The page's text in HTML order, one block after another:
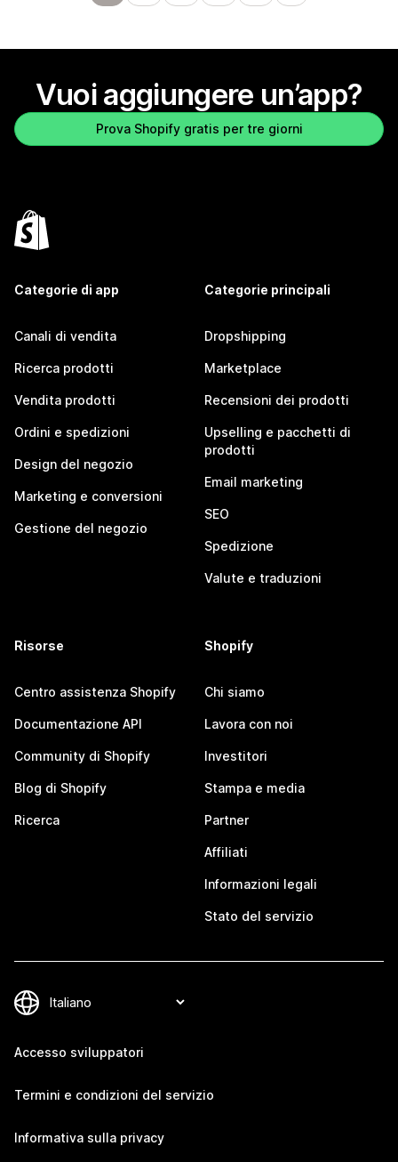
Vuoi aggiungere un’app?
Prova Shopify gratis per tre giorni
Categorie di app
Canali di vendita
Ricerca prodotti
Vendita prodotti
Ordini e spedizioni
Design del negozio
Marketing e conversioni
Gestione del negozio
Categorie principali
Dropshipping
Marketplace
Recensioni dei prodotti
Upselling e pacchetti di
prodotti
Email marketing
SEO
Spedizione
Valute e traduzioni
Risorse
Centro assistenza Shopify
Documentazione API
Community di Shopify
Blog di Shopify
Ricerca
Shopify
Chi siamo
Lavora con noi
Investitori
Stampa e media
Partner
Affiliati
Informazioni legali
Stato del servizio
Accesso sviluppatori
Termini e condizioni del servizio
Informativa sulla privacy